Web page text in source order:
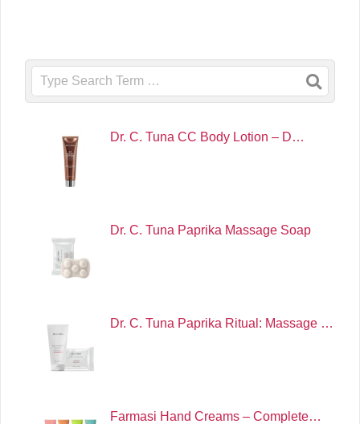
Search
Dr. C. Tuna CC Body Lotion – D…
Dr. C. Tuna Paprika Massage Soap
Dr. C. Tuna Paprika Ritual: Massage …
Farmasi Hand Creams – Complete…